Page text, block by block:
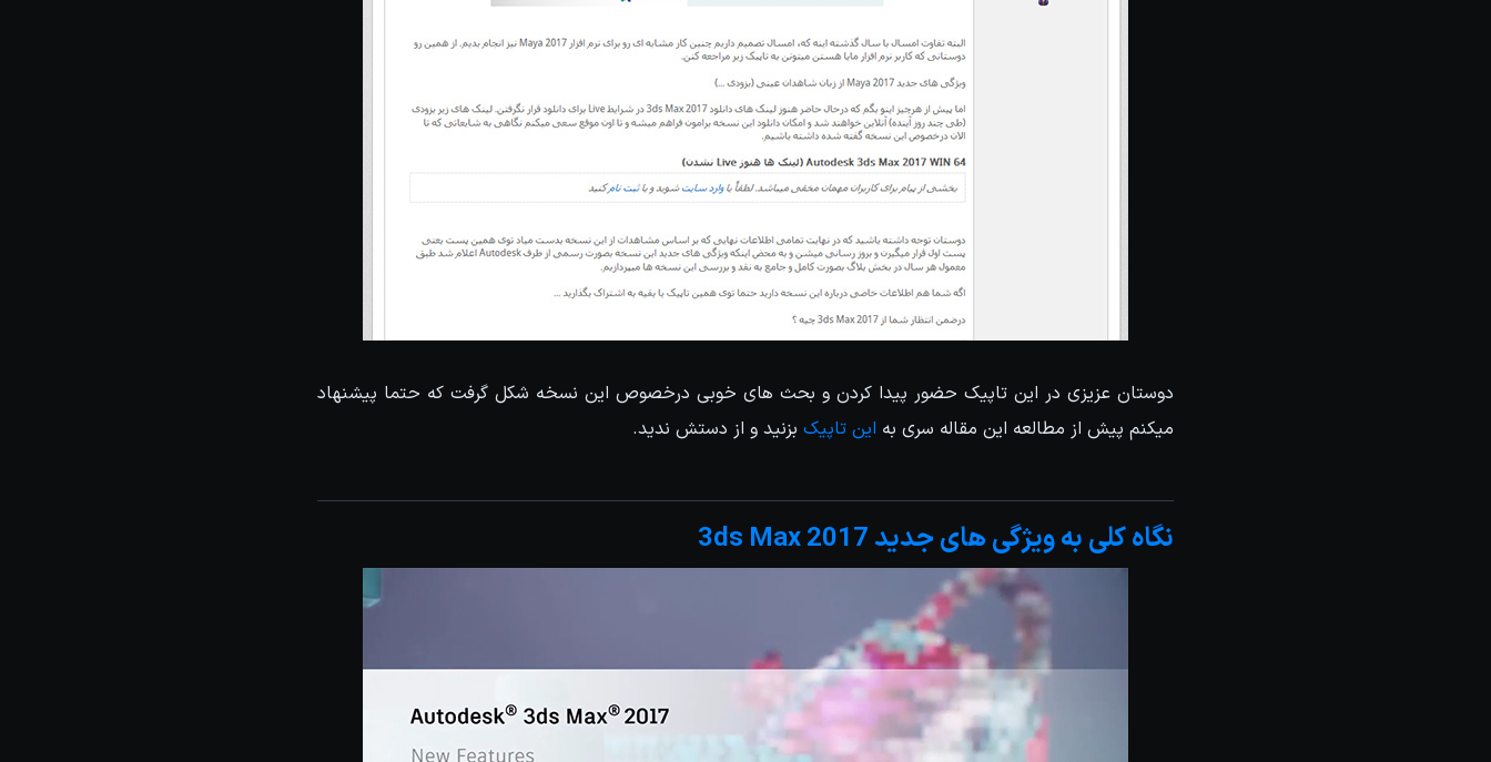
دوستان عزیزی در این تاپیک حضور پیدا کردن و بحث های خوبی درخصوص این نسخه شکل گرفت که حتما پیشنهاد
میکنم پیش از مطالعه این مقاله سری به این تاپیک بزنید و از دستش ندید.
نگاه کلی به ویژگی های جدید 3ds Max 2017